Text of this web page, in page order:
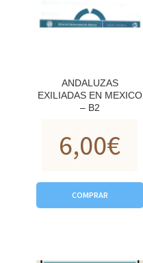
ANDALUZAS
EXILIADAS EN MEXICO
– B2
6,00€
COMPRAR